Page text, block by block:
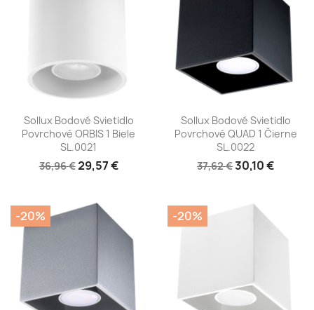
Sollux Bodové Svietidlo
Povrchové ORBIS 1 Biele
SL.0021
36,96 €29,57 €
Sollux Bodové Svietidlo
Povrchové QUAD 1 Čierne
SL.0022
37,62 €30,10 €
-20% -20%